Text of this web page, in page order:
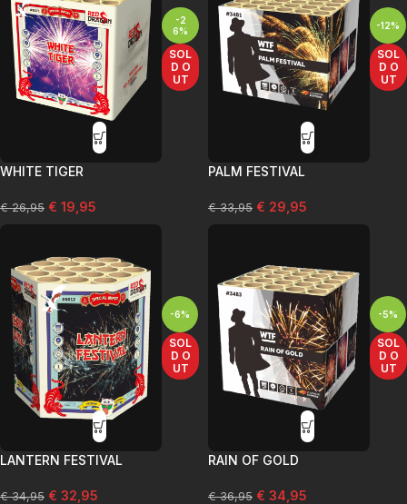
-2
6%
SOL
D O
UT
WHITE TIGER
€26,95 € 19,95
-12%
SOL
D O
UT
PALM FESTIVAL
€33,95 € 29,95
-6%
SOL
D O
UT
LANTERN FESTIVAL
€34,95 € 32,95
-5%
SOL
D O
UT
RAIN OF GOLD
€36,95 € 34,95